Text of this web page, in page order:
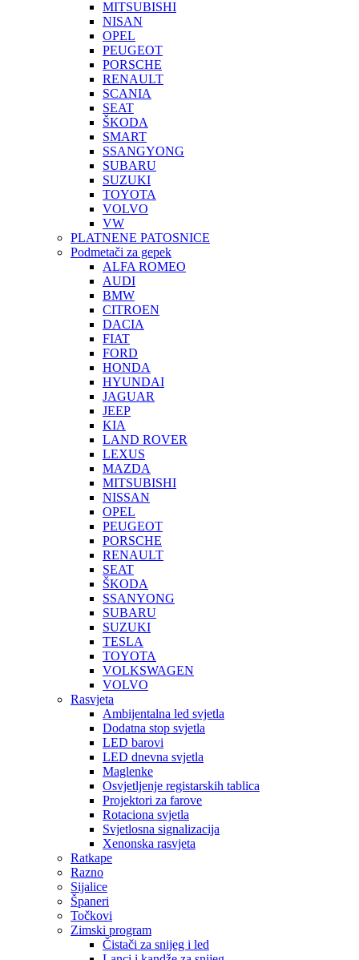
MITSUBISHI
NISAN
OPEL
PEUGEOT
PORSCHE
RENAULT
SCANIA
SEAT
ŠKODA
SMART
SSANGYONG
SUBARU
SUZUKI
TOYOTA
VOLVO
VW
PLATNENE PATOSNICE
Podmetači za gepek
ALFA ROMEO
AUDI
BMW
CITROEN
DACIA
FIAT
FORD
HONDA
HYUNDAI
JAGUAR
JEEP
KIA
LAND ROVER
LEXUS
MAZDA
MITSUBISHI
NISSAN
OPEL
PEUGEOT
PORSCHE
RENAULT
SEAT
ŠKODA
SSANYONG
SUBARU
SUZUKI
TESLA
TOYOTA
VOLKSWAGEN
VOLVO
Rasvjeta
Ambijentalna led svjetla
Dodatna stop svjetla
LED barovi
LED dnevna svjetla
Maglenke
Osvjetljenje registarskih tablica
Projektori za farove
Rotaciona svjetla
Svjetlosna signalizacija
Xenonska rasvjeta
Ratkape
Razno
Sijalice
Španeri
Točkovi
Zimski program
Čistači za snijeg i led